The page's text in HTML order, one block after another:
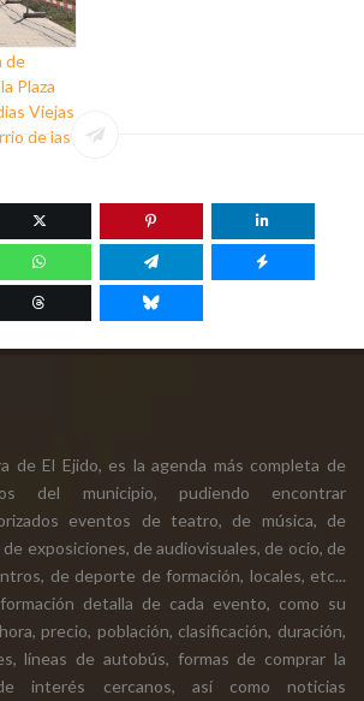
de
Plaza
Viejas
de las
de El Ejido, es la agenda más completa de
del municipio, pudiendo encontrar
eventos de teatro, de música, de
de exposiciones, de audiovisuales, de ocio, de
de deporte de formación, locales, etc...
detalla de cada evento, como su
precio, población, clasificación, duración,
líneas de autobús, formas de comprar la
interés cercanos, así como noticias